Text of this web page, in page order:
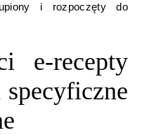
i rozpoczęty do
e-recepty